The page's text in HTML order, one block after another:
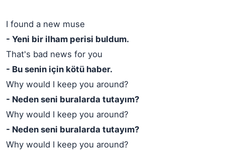
I found a new muse
- Yeni bir ilham perisi buldum.
That's bad news for you
- Bu senin için kötü haber.
Why would I keep you around?
- Neden seni buralarda tutayım?
Why would I keep you around?
- Neden seni buralarda tutayım?
Why would I keep you around?